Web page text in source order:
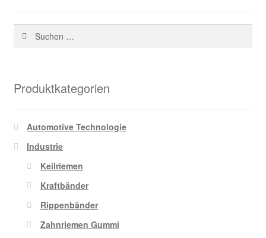
Suchen
Produktkategorien
Automotive Technologie
Industrie
Keilriemen
Kraftbänder
Rippenbänder
Zahnriemen Gummi